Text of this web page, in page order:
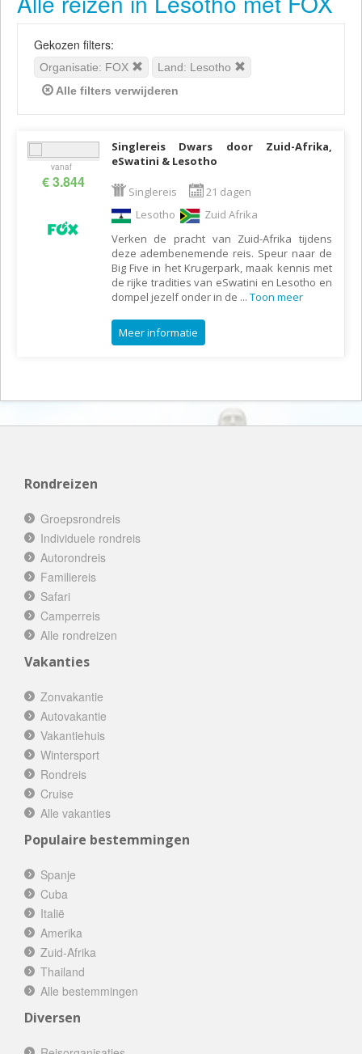
Gekozen filters:
Organisatie: FOX
Land: Lesotho
Alle filters verwijderen
vanaf
€ 3.844
Singlereis Dwars door Zuid-Afrika,
eSwatini & Lesotho
Singlereis
21 dagen
Lesotho
Zuid Afrika
Verken de pracht van Zuid-Afrika tijdens
deze adembenemende reis. Speur naar de
Big Five in het Krugerpark, maak kennis met
de rijke tradities van eSwatini en Lesotho en
dompel jezelf onder in de ... Toon meer
Meer informatie
Rondreizen
Groepsrondreis
Individuele rondreis
Autorondreis
Familiereis
Safari
Camperreis
Alle rondreizen
Vakanties
Zonvakantie
Autovakantie
Vakantiehuis
Wintersport
Rondreis
Cruise
Alle vakanties
Populaire bestemmingen
Spanje
Cuba
Italië
Amerika
Zuid-Afrika
Thailand
Alle bestemmingen
Diversen